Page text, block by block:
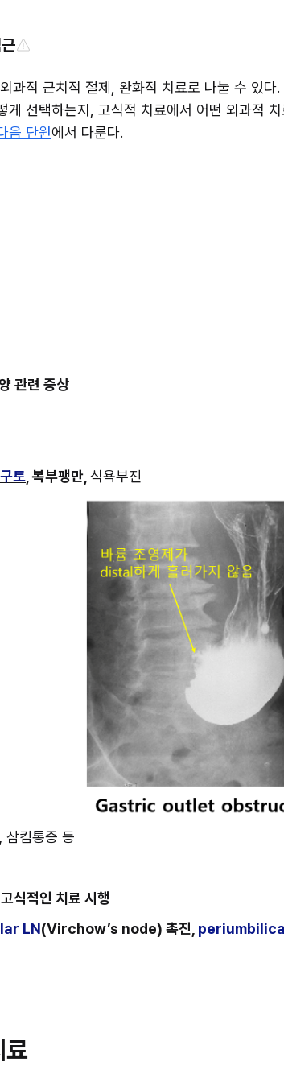
과적 근치적 절제, 완화적 치료로 나눌 수 있다
게 선택하는지, 고식적 치료에서 어떤 외과적
음 단원에서 다룬다.
관련 증상
토 , 복부팽만, 식욕부진
삼킴통증 등
식적인 치료 시행
LN(Virchow’s node) 촉진,
료